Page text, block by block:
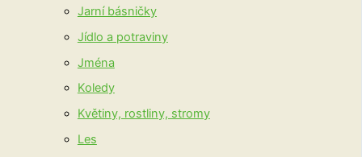
Jarní básničky
Jídlo a potraviny
Jména
Koledy
Květiny, rostliny, stromy
Les